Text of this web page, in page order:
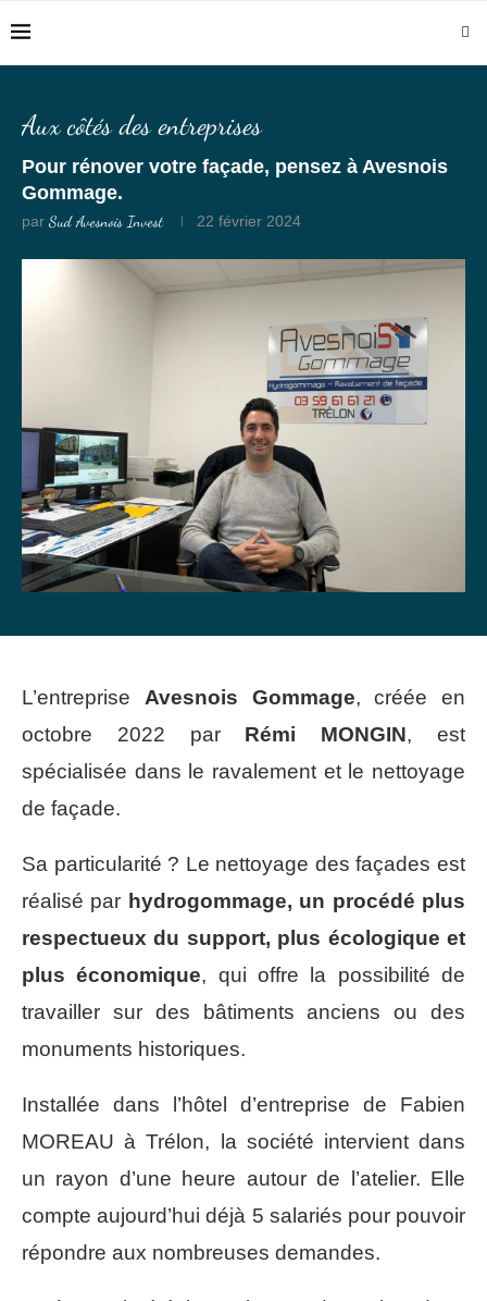
Aux côtés des entreprises
Pour rénover votre façade, pensez à Avesnois
Gommage.
par Sud Avesnois Invest 22 février 2024
L’entreprise Avesnois Gommage, créée en
octobre 2022 par Rémi MONGIN, est
spécialisée dans le ravalement et le nettoyage
de façade.
Sa particularité ? Le nettoyage des façades est
réalisé par hydrogommage, un procédé plus
respectueux du support, plus écologique et
plus économique, qui offre la possibilité de
travailler sur des bâtiments anciens ou des
monuments historiques.
Installée dans l’hôtel d’entreprise de Fabien
MOREAU à Trélon, la société intervient dans
un rayon d’une heure autour de l’atelier. Elle
compte aujourd’hui déjà 5 salariés pour pouvoir
répondre aux nombreuses demandes.